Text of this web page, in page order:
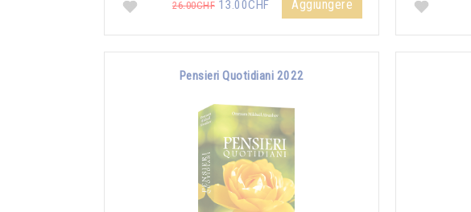
26.00CHF 13.00CHF Aggiungere
Pensieri Quotidiani 2022